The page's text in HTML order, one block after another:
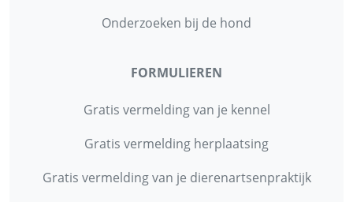
Onderzoeken bij de hond
FORMULIEREN
Gratis vermelding van je kennel
Gratis vermelding herplaatsing
Gratis vermelding van je dierenartsenpraktijk